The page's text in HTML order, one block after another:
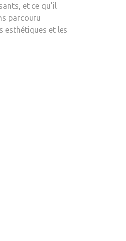
et ce qu’il
parcouru
esthétiques et les